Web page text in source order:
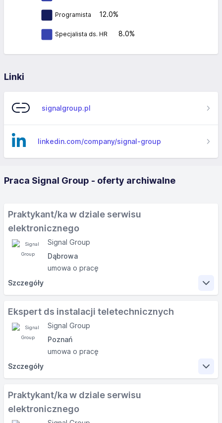
Programista 12.0%
Specjalista ds. HR 8.0%
Linki
signalgroup.pl
linkedin.com/company/signal-group
Praca Signal Group - oferty archiwalne
Praktykant/ka w dziale serwisu
elektronicznego
Signal Group
Dąbrowa
umowa o pracę
Szczegóły
Zakres obowiązków
Czego się u nas nauczysz:
· Napraw sprzętu elektronicznego
· Wgrywania oprogramowania do urządzeń
elektronicznych
Wymagania
Nasze wymagania:
· Status studenta
Ekspert ds instalacji teletechnicznych
Signal Group
Poznań
umowa o pracę
Szczegóły
Zakres obowiązków
Twój zakres obowiązków
Praktykant/ka w dziale serwisu
elektronicznego